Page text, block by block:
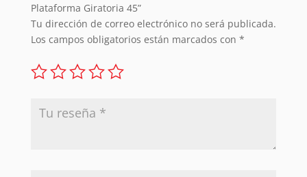
Plataforma Giratoria 45”
Tu dirección de correo electrónico no será publicada.
Los campos obligatorios están marcados con *